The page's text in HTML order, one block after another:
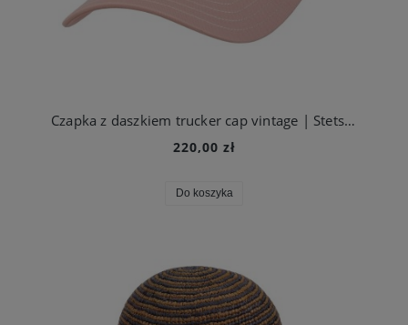
Czapka z daszkiem trucker cap vintage | Stetson
220,00 zł
Do koszyka